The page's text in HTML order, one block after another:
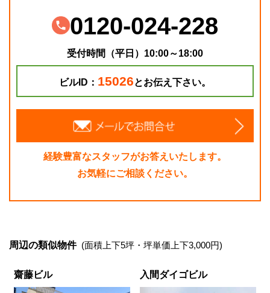
0120-024-228
受付時間（平日）10:00～18:00
ビルID： 15026とお伝え下さい。
経験豊富なスタッフがお答えいたします。
お気軽にご相談ください。
周辺の類似物件 (面積上下5坪・坪単価上下3,000円)